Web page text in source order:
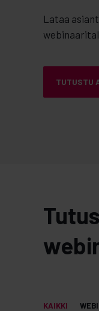
Lataa
TUTUSTU
KAIKKI